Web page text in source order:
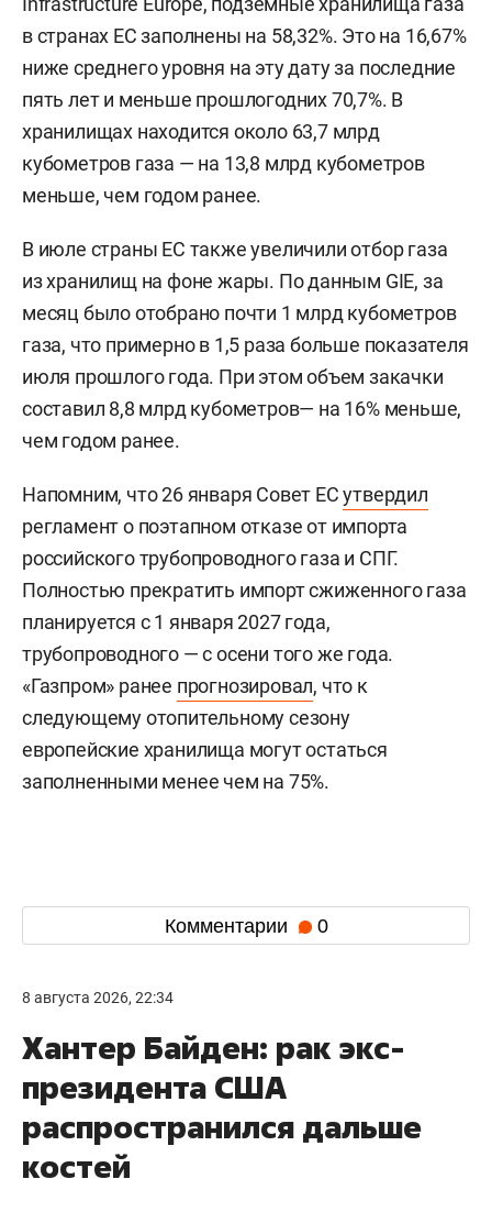
в странах ЕС заполнены на 58,32%. Это на 16,67%
ниже среднего уровня на эту дату за последние
пять лет и меньше прошлогодних 70,7%. В
хранилищах находится около 63,7 млрд
кубометров газа — на 13,8 млрд кубометров
меньше, чем годом ранее.
В июле страны ЕС также увеличили отбор газа
из хранилищ на фоне жары. По данным GIE, за
месяц было отобрано почти 1 млрд кубометров
газа, что примерно в 1,5 раза больше показателя
июля прошлого года. При этом объем закачки
составил 8,8 млрд кубометров— на 16% меньше,
чем годом ранее.
Напомним, что 26 января Совет ЕСутвердил
регламент о поэтапном отказе от импорта
российского трубопроводного газа и СПГ.
Полностью прекратить импорт сжиженного газа
планируется с 1 января 2027 года,
трубопроводного — с осени того же года.
«Газпром» ранее прогнозировал, что к
следующему отопительному сезону
европейские хранилища могут остаться
заполненными менее чем на 75%.
Комментарии 0
8 августа 2026, 22:34
Хантер Байден: рак экс-
президента США
распространился дальше
костей